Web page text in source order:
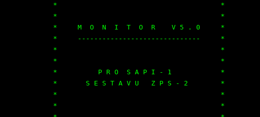
            *                                        *
            *                                        *
            *     M  O  N  I  T  O  R    V 5 . 0     *
            *     ------------------------------     *
            *                                        *
            *                                        *
            *          P R O  S A P I - 1            *
            *       S E S T A V U   Z P S - 2        *
            *                                        *
            *                                        *